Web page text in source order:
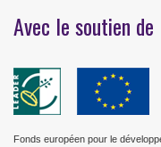
Avec le soutien de
Fonds européen pour le